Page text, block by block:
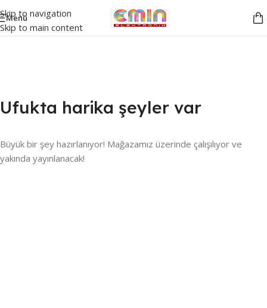
Skip to navigation
Skip to main content
Menü
Ufukta harika şeyler var
Büyük bir şey hazırlanıyor! Mağazamız üzerinde çalışılıyor ve
yakında yayınlanacak!